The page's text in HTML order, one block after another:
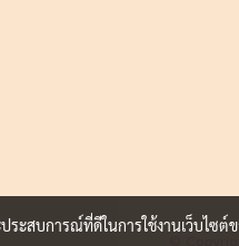
ะสบการณ์ที่ดีในการใช้งานเว็บไซต์